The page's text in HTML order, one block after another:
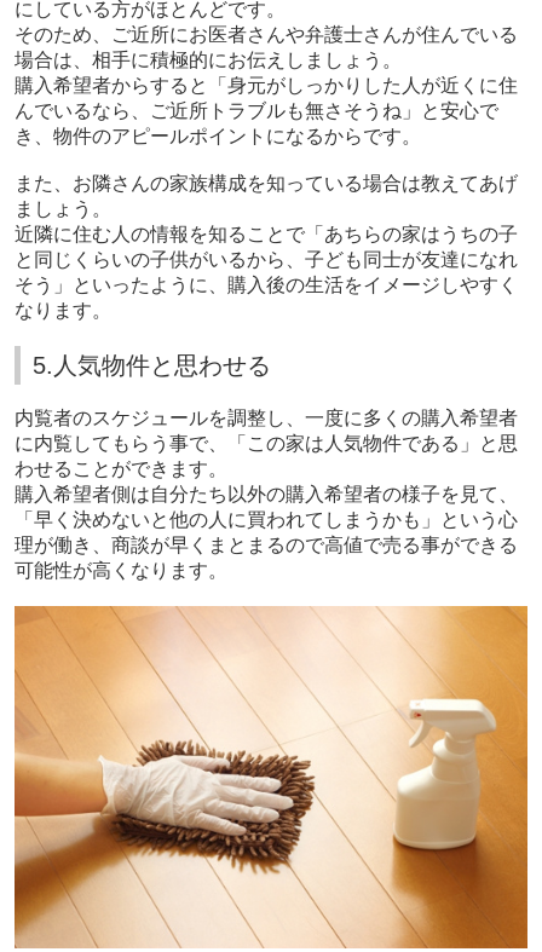
にしている方がほとんどです。
そのため、ご近所にお医者さんや弁護士さんが住んでいる
場合は、相手に積極的にお伝えしましょう。
購入希望者からすると「身元がしっかりした人が近くに住
んでいるなら、ご近所トラブルも無さそうね」と安心で
き、物件のアピールポイントになるからです。
また、お隣さんの家族構成を知っている場合は教えてあげ
ましょう。
近隣に住む人の情報を知ることで「あちらの家はうちの子
と同じくらいの子供がいるから、子ども同士が友達になれ
そう」といったように、購入後の生活をイメージしやすく
なります。
5.人気物件と思わせる
内覧者のスケジュールを調整し、一度に多くの購入希望者
に内覧してもらう事で、「この家は人気物件である」と思
わせることができます。
購入希望者側は自分たち以外の購入希望者の様子を見て、
「早く決めないと他の人に買われてしまうかも」という心
理が働き、商談が早くまとまるので高値で売る事ができる
可能性が高くなります。